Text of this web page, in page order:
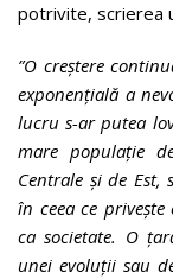
potrivite, scrierea
”O creștere
exponențială a
lucru s-ar putea
mare populație
Centrale și de
în ceea ce
ca societate. O
unei evoluții sau